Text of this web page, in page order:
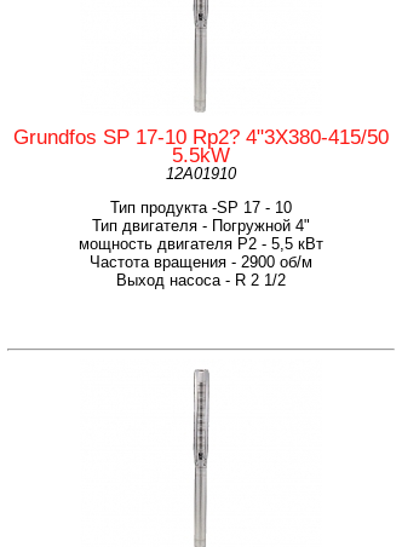
Grundfos SP 17-10 Rp2? 4"3X380-415/50
5.5kW
12A01910
Тип продукта -SP 17 - 10
Тип двигателя - Погружной 4"
мощность двигателя Р2 - 5,5 кВт
Частота вращения - 2900 об/м
Выход насоса - R 2 1/2